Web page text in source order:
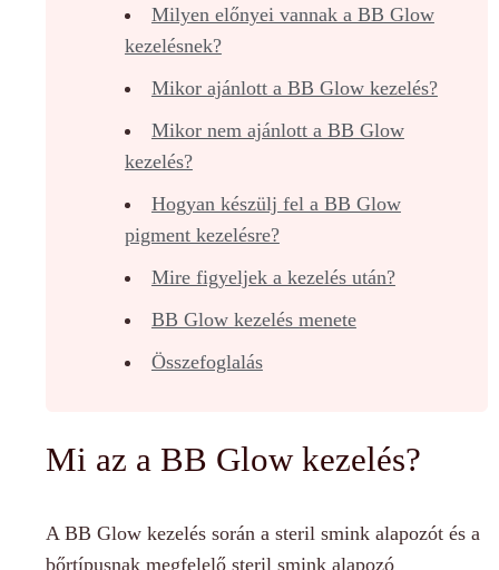
Milyen előnyei vannak a BB Glow
kezelésnek?
Mikor ajánlott a BB Glow kezelés?
Mikor nem ajánlott a BB Glow
kezelés?
Hogyan készülj fel a BB Glow
pigment kezelésre?
Mire figyeljek a kezelés után?
BB Glow kezelés menete
Összefoglalás
Mi az a BB Glow kezelés?
A BB Glow kezelés során a steril smink alapozót és a
bőrtípusnak megfelelő steril smink alapozó